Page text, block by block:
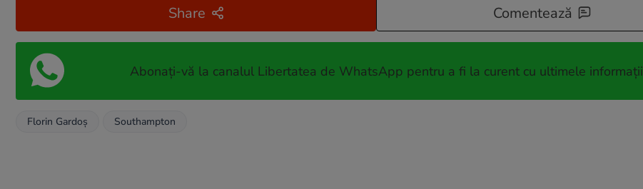
Share Comentează
Abonați-vă la canalul Libertatea de WhatsApp pentru a fi la curent cu ultimele informații
Florin Gardoş Southampton